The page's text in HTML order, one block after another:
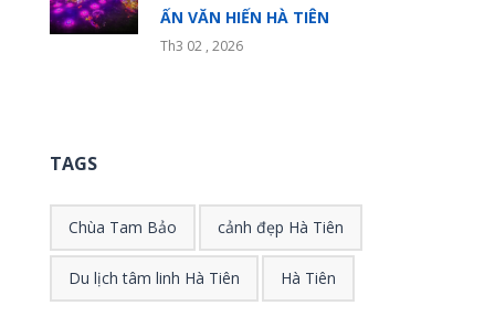
ẤN VĂN HIẾN HÀ TIÊN
Th3 02 , 2026
TAGS
Chùa Tam Bảo cảnh đẹp Hà Tiên
Du lịch tâm linh Hà Tiên Hà Tiên